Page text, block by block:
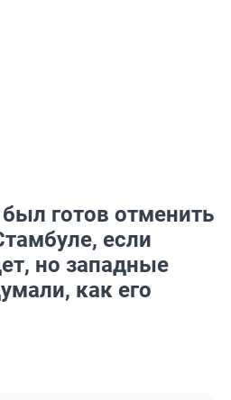
готов отменить
если
но западные
как его